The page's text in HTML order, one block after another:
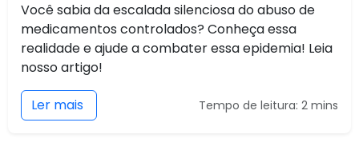
Você sabia da escalada silenciosa do abuso de
medicamentos controlados? Conheça essa
realidade e ajude a combater essa epidemia! Leia
nosso artigo!
Ler mais Tempo de leitura: 2 mins